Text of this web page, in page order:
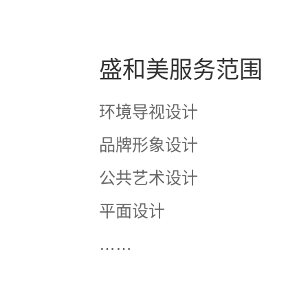
盛和美服务范围
环境导视设计
品牌形象设计
公共艺术设计
平面设计
……